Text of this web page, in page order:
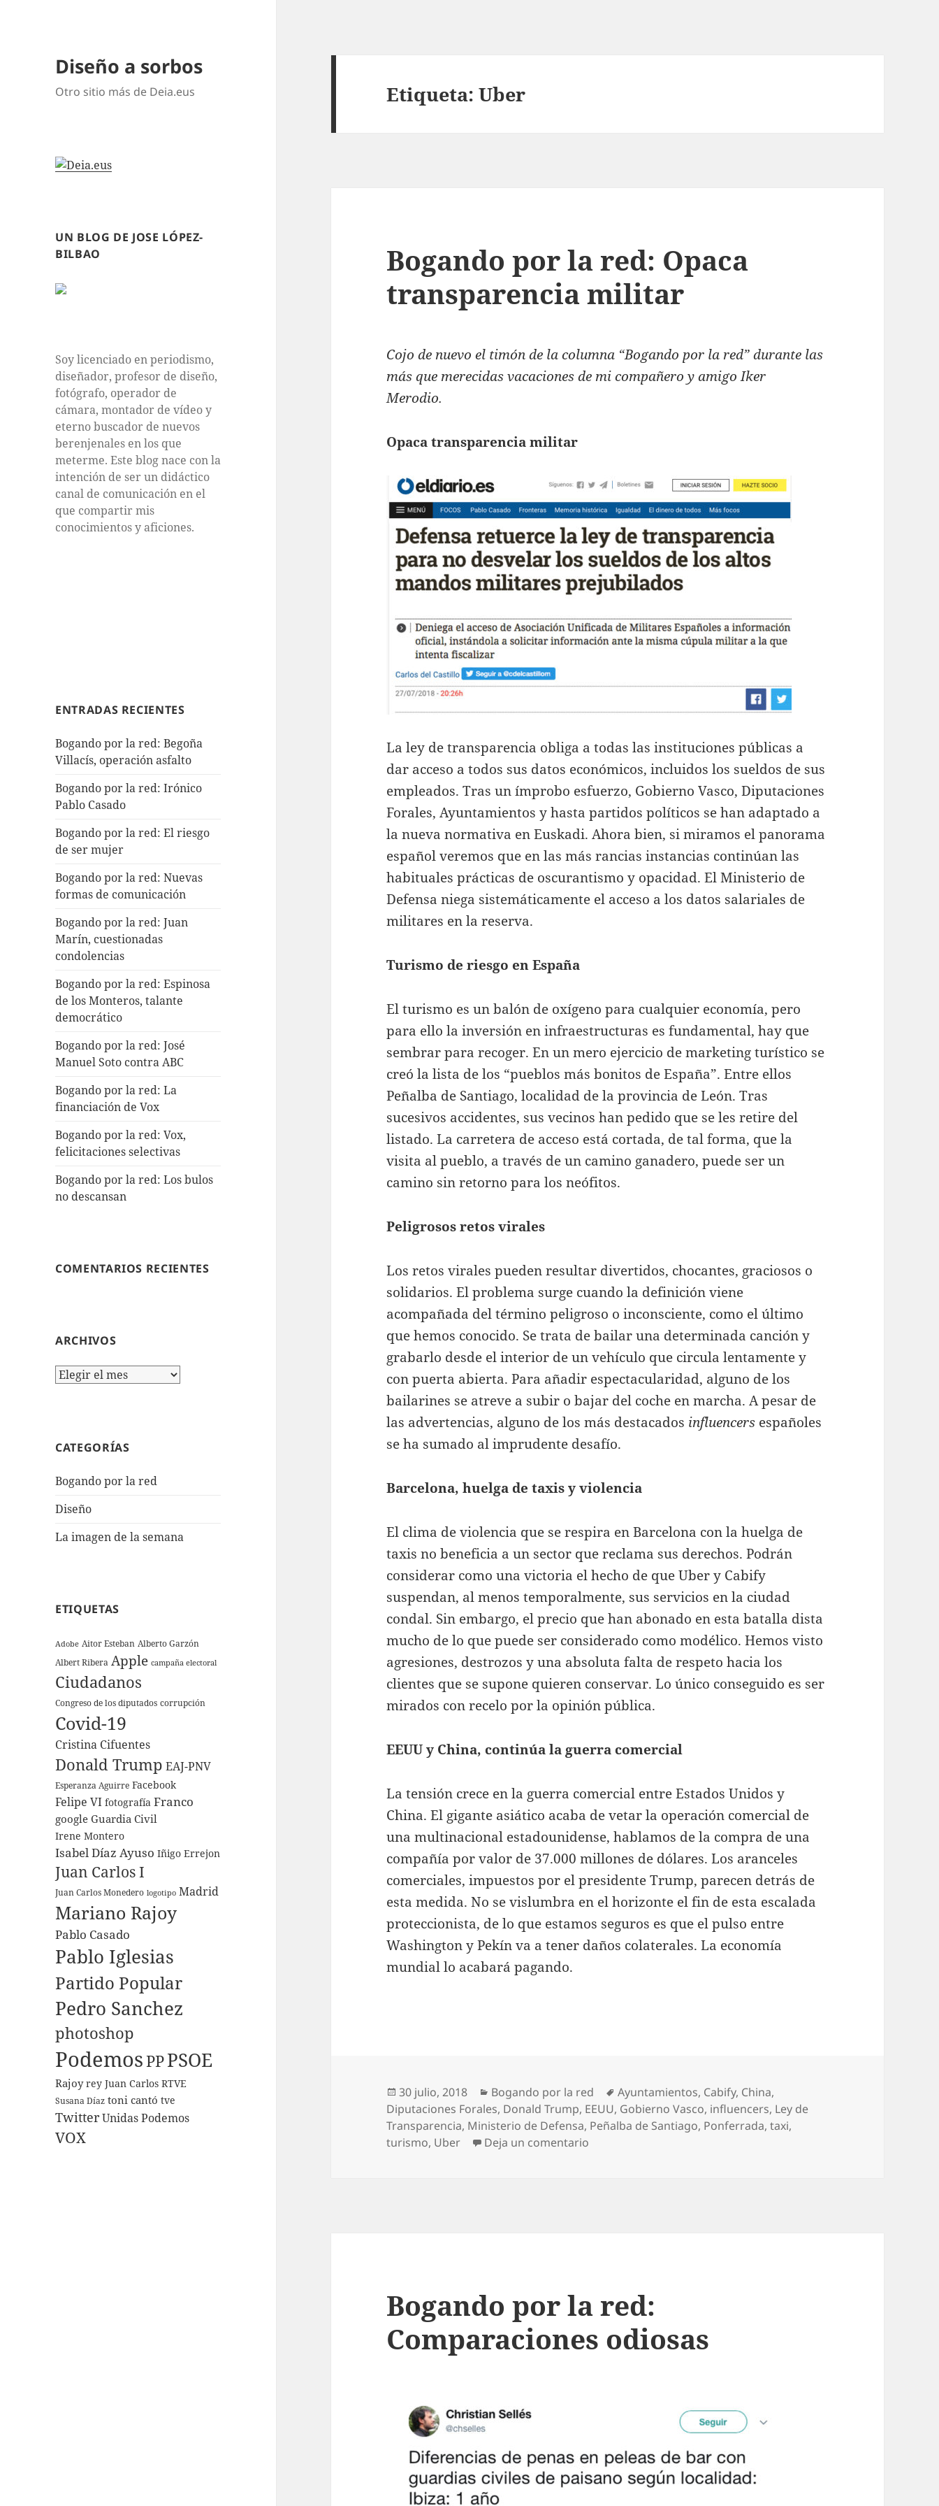
Diseño a sorbos
Otro sitio más de Deia.eus
UN BLOG DE JOSE LÓPEZ-
BILBAO
Soy licenciado en periodismo,
diseñador, profesor de diseño,
fotógrafo, operador de
cámara, montador de vídeo y
eterno buscador de nuevos
berenjenales en los que
meterme. Este blog nace con la
intención de ser un didáctico
canal de comunicación en el
que compartir mis
conocimientos y aficiones.
ENTRADAS RECIENTES
Bogando por la red: Begoña
Villacís, operación asfalto
Bogando por la red: Irónico
Pablo Casado
Bogando por la red: El riesgo
de ser mujer
Bogando por la red: Nuevas
formas de comunicación
Bogando por la red: Juan
Marín, cuestionadas
condolencias
Bogando por la red: Espinosa
de los Monteros, talante
democrático
Bogando por la red: José
Manuel Soto contra ABC
Bogando por la red: La
financiación de Vox
Bogando por la red: Vox,
felicitaciones selectivas
Bogando por la red: Los bulos
no descansan
COMENTARIOS RECIENTES
ARCHIVOS
Archivos
CATEGORÍAS
Bogando por la red
Diseño
La imagen de la semana
ETIQUETAS
Adobe Aitor Esteban Alberto Garzón
Albert Ribera Apple campaña electoral
Ciudadanos
Congreso de los diputados corrupción
Covid-19
Cristina Cifuentes
Donald Trump EAJ-PNV
Esperanza Aguirre Facebook
Felipe VI fotografía Franco
google Guardia Civil
Irene Montero
Isabel Díaz Ayuso Iñigo Errejon
Juan Carlos I
Juan Carlos Monedero logotipo Madrid
Mariano Rajoy
Pablo Casado
Pablo Iglesias
Partido Popular
Pedro Sanchez
photoshop
PodemosPPPSOE
Rajoy rey Juan Carlos RTVE
Susana Díaz toni cantó tve
TwitterUnidas Podemos
VOX
Etiqueta:Uber
Bogando por la red: Opaca
transparencia militar
Cojo de nuevo el timón de la columna “Bogando por la red” durante las
más que merecidas vacaciones de mi compañero y amigo Iker
Merodio.
Opaca transparencia militar
La ley de transparencia obliga a todas las instituciones públicas a
dar acceso a todos sus datos económicos, incluidos los sueldos de sus
empleados. Tras un ímprobo esfuerzo, Gobierno Vasco, Diputaciones
Forales, Ayuntamientos y hasta partidos políticos se han adaptado a
la nueva normativa en Euskadi. Ahora bien, si miramos el panorama
español veremos que en las más rancias instancias continúan las
habituales prácticas de oscurantismo y opacidad. El Ministerio de
Defensa niega sistemáticamente el acceso a los datos salariales de
militares en la reserva.
Turismo de riesgo en España
El turismo es un balón de oxígeno para cualquier economía, pero
para ello la inversión en infraestructuras es fundamental, hay que
sembrar para recoger. En un mero ejercicio de marketing turístico se
creó la lista de los “pueblos más bonitos de España”. Entre ellos
Peñalba de Santiago, localidad de la provincia de León. Tras
sucesivos accidentes, sus vecinos han pedido que se les retire del
listado. La carretera de acceso está cortada, de tal forma, que la
visita al pueblo, a través de un camino ganadero, puede ser un
camino sin retorno para los neófitos.
Peligrosos retos virales
Los retos virales pueden resultar divertidos, chocantes, graciosos o
solidarios. El problema surge cuando la definición viene
acompañada del término peligroso o inconsciente, como el último
que hemos conocido. Se trata de bailar una determinada canción y
grabarlo desde el interior de un vehículo que circula lentamente y
con puerta abierta. Para añadir espectacularidad, alguno de los
bailarines se atreve a subir o bajar del coche en marcha. A pesar de
las advertencias, alguno de los más destacados influencers españoles
se ha sumado al imprudente desafío.
Barcelona, huelga de taxis y violencia
El clima de violencia que se respira en Barcelona con la huelga de
taxis no beneficia a un sector que reclama sus derechos. Podrán
considerar como una victoria el hecho de que Uber y Cabify
suspendan, al menos temporalmente, sus servicios en la ciudad
condal. Sin embargo, el precio que han abonado en esta batalla dista
mucho de lo que puede ser considerado como modélico. Hemos visto
agresiones, destrozos y una absoluta falta de respeto hacia los
clientes que se supone quieren conservar. Lo único conseguido es ser
mirados con recelo por la opinión pública.
EEUU y China, continúa la guerra comercial
La tensión crece en la guerra comercial entre Estados Unidos y
China. El gigante asiático acaba de vetar la operación comercial de
una multinacional estadounidense, hablamos de la compra de una
compañía por valor de 37.000 millones de dólares. Los aranceles
comerciales, impuestos por el presidente Trump, parecen detrás de
esta medida. No se vislumbra en el horizonte el fin de esta escalada
proteccionista, de lo que estamos seguros es que el pulso entre
Washington y Pekín va a tener daños colaterales. La economía
mundial lo acabará pagando.
Publicado
el
30 julio, 2018 Categorías
Bogando por la red Etiquetas
Ayuntamientos, Cabify, China,
Diputaciones Forales, Donald Trump, EEUU, Gobierno Vasco, influencers, Ley de
Transparencia, Ministerio de Defensa, Peñalba de Santiago, Ponferrada,taxi,
turismo, Uber Deja un comentario
Bogando por la red:
Comparaciones odiosas